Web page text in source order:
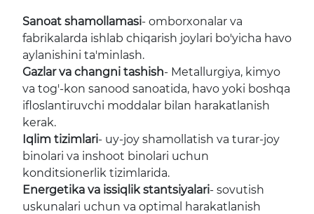
Sanoat shamollamasi- omborxonalar va
fabrikalarda ishlab chiqarish joylari bo'yicha havo
aylanishini ta'minlash.
Gazlar va changni tashish- Metallurgiya, kimyo
va tog'-kon sanood sanoatida, havo yoki boshqa
ifloslantiruvchi moddalar bilan harakatlanish
kerak.
Iqlim tizimlari- uy-joy shamollatish va turar-joy
binolari va inshoot binolari uchun
konditsionerlik tizimlarida.
Energetika va issiqlik stantsiyalari- sovutish
uskunalari uchun va optimal harakatlanish